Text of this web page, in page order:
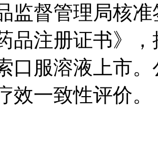
监督管理局核
品注册证书》
口服溶液上市
效一致性评价。